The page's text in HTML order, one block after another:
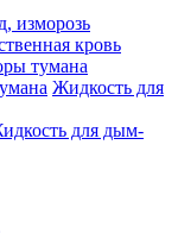
изморозь
кровь
тумана
Жидкость для
для дым-